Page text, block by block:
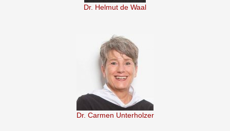
Dr. Helmut de Waal
Dr. Carmen Unterholzer